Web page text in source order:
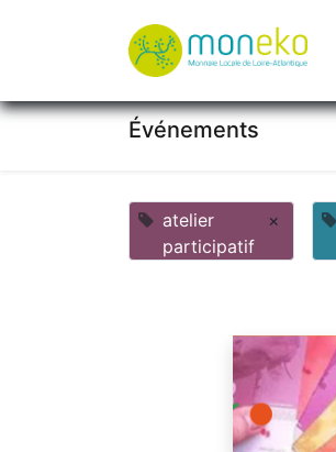
Événements
atelier
participatif
×